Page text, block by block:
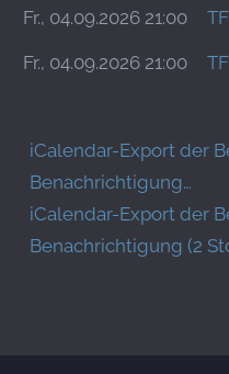
Fr., 04.09.2026 21:00
Fr., 04.09.2026 21:00
iCalendar-Export der
Benachrichtigung…
iCalendar-Export der
Benachrichtigung (2